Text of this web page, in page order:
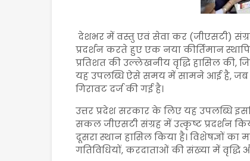
देशभर में वस्तु एवं सेवा कर (जीएसटी) संग्रह
प्रदर्शन करते हुए एक नया कीर्तिमान
प्रतिशत की उल्लेखनीय वृद्धि हासिल की,
यह उपलब्धि ऐसे समय में सामने आई है, जब
गिरावट दर्ज की गई है।
उत्तर प्रदेश सरकार के लिए यह उपलब्धि
सकल जीएसटी संग्रह में उत्कृष्ट प्रदर्शन
दूसरा स्थान हासिल किया है। विशेषज्ञों
गतिविधियों, करदाताओं की संख्या में वृद्धि